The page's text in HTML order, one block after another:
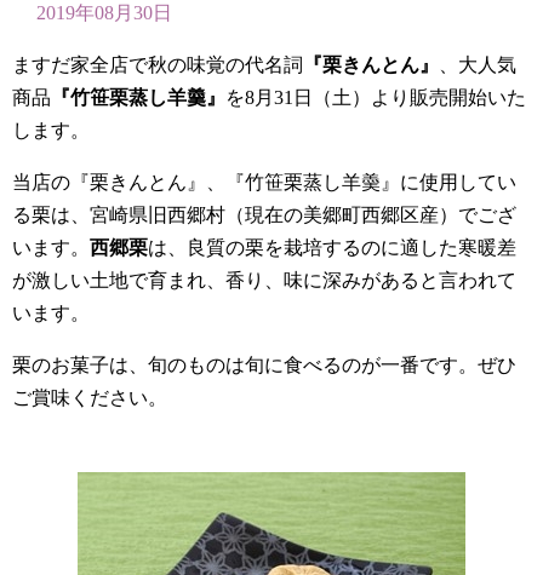
2019年08月30日
ますだ家全店で秋の味覚の代名詞 『栗きんとん』
、大人気
商品 『竹笹栗蒸し羊羹』
を8月31日（土）より販売開始いた
します。
当店の『栗きんとん』、『竹笹栗蒸し羊羮』に使用してい
る栗は、宮崎県旧西郷村（現在の美郷町西郷区産）でござ
います。 西郷栗は、良質の栗を栽培するのに適した寒暖差
が激しい土地で育まれ、香り、味に深みがあると言われて
います。
栗のお菓子は、旬のものは旬に食べるのが一番です。ぜひ
ご賞味ください。